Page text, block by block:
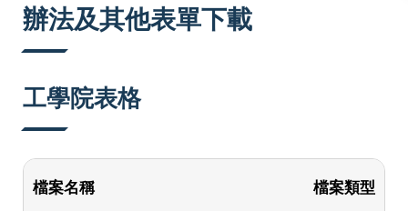
辦法及其他表單下載
工學院表格
檔案名稱 檔案類型